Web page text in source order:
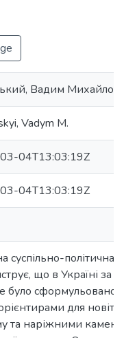
Вадим
Vadym M.
04T13:03:19Z
04T13:03:19Z
суспільно-політична
що в Україні за
було сформульовано
для
та наріжними